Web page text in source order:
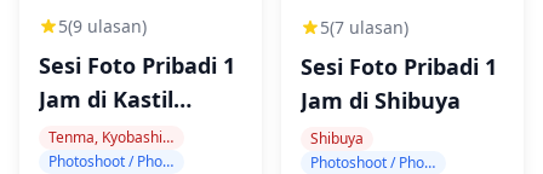
5(9 ulasan)
Sesi Foto Pribadi 1
Jam di Kastil
Osaka
Tenma, Kyobashi, Osaka-jo
Photoshoot / Photo tour
5(7 ulasan)
Sesi Foto Pribadi 1
Jam di Shibuya
Shibuya
Photoshoot / Photo tour